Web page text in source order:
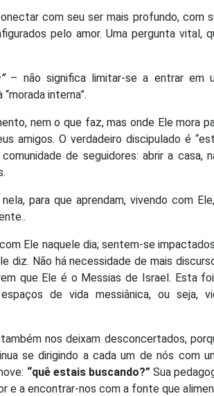
com seu ser mais profundo, com
pelo amor. Uma pergunta vital,
– não significa limitar-se a entrar em
interna”.
nem o que faz, mas onde Ele mora
amigos. O verdadeiro discipulado é
de seguidores: abrir a casa,
para que aprendam, vivendo com
Ele naquele dia; sentem-se
diz. Não há necessidade de mais
que Ele é o Messias de Israel. Esta
de vida messiânica, ou seja,
nos deixam desconcertados,
se dirigindo a cada um de nós com
“quê estais buscando?” Sua
e a encontrar-nos com a fonte que